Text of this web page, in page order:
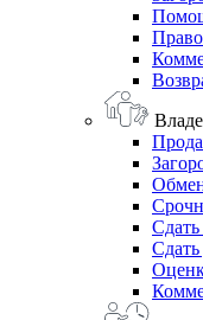
Сдать